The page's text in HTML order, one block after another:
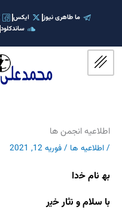
ما طاهری نیوز ایکس
ساندکلود
اطلاعیه انجمن ها
/اطلاعیه ها /فوریه 12, 2021
ﺑﮫ ﻧﺎم ﺧدا
ﺑﺎ ﺳﻼم و ﻧﺛﺎر ﺧﯾر